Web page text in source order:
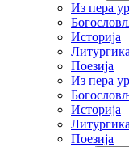
Из пера
Историја
Литургика
Поезија
Из пера
Историја
Литургика
Поезија